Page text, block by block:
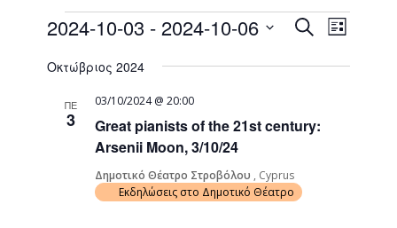
Events
SearchEvent
Views
List
2024-10-03 - 2024-10-06
date.
Οκτώβριος 2024
ΠΕ
3
Great pianists of the 21st century:
Arsenii Moon, 3/10/24
03/10/2024 @ 20:00
Δημοτικό Θέατρο Στροβόλου , Cyprus
Εκδηλώσεις στο Δημοτικό Θέατρο